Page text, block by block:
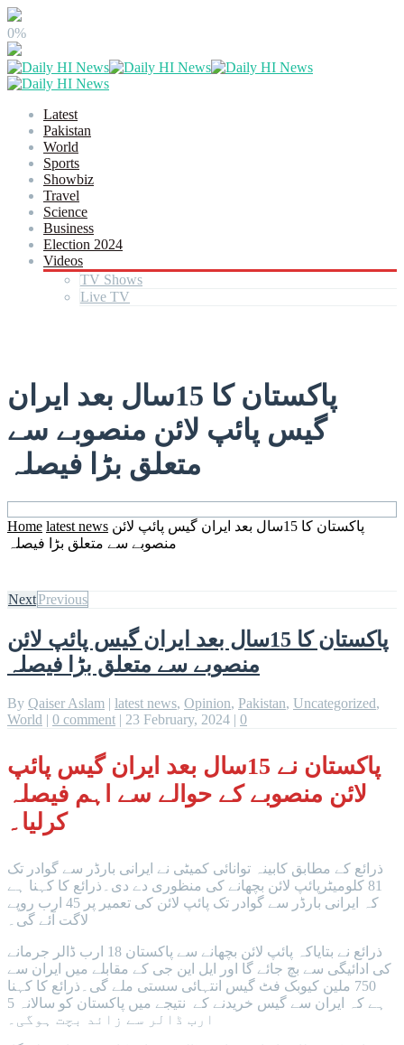
0%
Latest
Pakistan
World
Sports
Showbiz
Travel
Science
Business
Election 2024
Videos
TV Shows
Live TV
پاکستان کا 15سال بعد ایران
گیس پائپ لائن منصوبے سے
متعلق بڑا فیصلہ
Home latest news پاکستان کا 15سال بعد ایران گیس پائپ لائن
منصوبے سے متعلق بڑا فیصلہ
NextPrevious
پاکستان کا 15سال بعد ایران گیس پائپ لائن
منصوبے سے متعلق بڑا فیصلہ
By Qaiser Aslam | latest news, Opinion, Pakistan, Uncategorized,
World | 0 comment | 23 February, 2024 | 0
پاکستان نے 15سال بعد ایران گیس پائپ
لائن منصوبے کے حوالے سے اہم فیصلہ
کرلیا۔
ذرائع کے مطابق کابینہ توانائی کمیٹی نے ایرانی بارڈر سے گوادر تک
81 کلومیٹرپائپ لائن بچھانے کی منظوری دے دی۔ذرائع کا کہنا ہے
کہ ایرانی بارڈر سے گوادر تک پائپ لائن کی تعمیر پر 45 ارب روپے
لاگت آئے گی۔
ذرائع نے بتایاکہ پائپ لائن بچھانے سے پاکستان 18 ارب ڈالر جرمانے
کی ادائیگی سے بچ جائے گا اور ایل این جی کے مقابلے میں ایران سے
750 ملین کیوبک فٹ گیس انتہائی سستی ملے گی۔ذرائع کا کہنا
ہے کہ ایران سے گیس خریدنے کے نتیجے میں پاکستان کو سالانہ 5
ارب ڈالر سے زائد بچت ہوگی۔